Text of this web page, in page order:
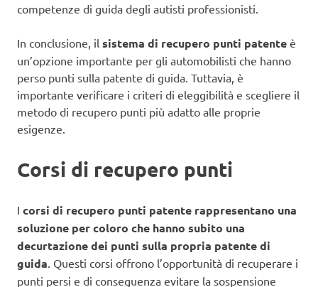
competenze di guida degli autisti professionisti.
In conclusione, il sistema di recupero punti patente è
un’opzione importante per gli automobilisti che hanno
perso punti sulla patente di guida. Tuttavia, è
importante verificare i criteri di eleggibilità e scegliere il
metodo di recupero punti più adatto alle proprie
esigenze.
Corsi di recupero punti
I corsi di recupero punti patente rappresentano una
soluzione per coloro che hanno subito una
decurtazione dei punti sulla propria patente di
guida. Questi corsi offrono l’opportunità di recuperare i
punti persi e di conseguenza evitare la sospensione